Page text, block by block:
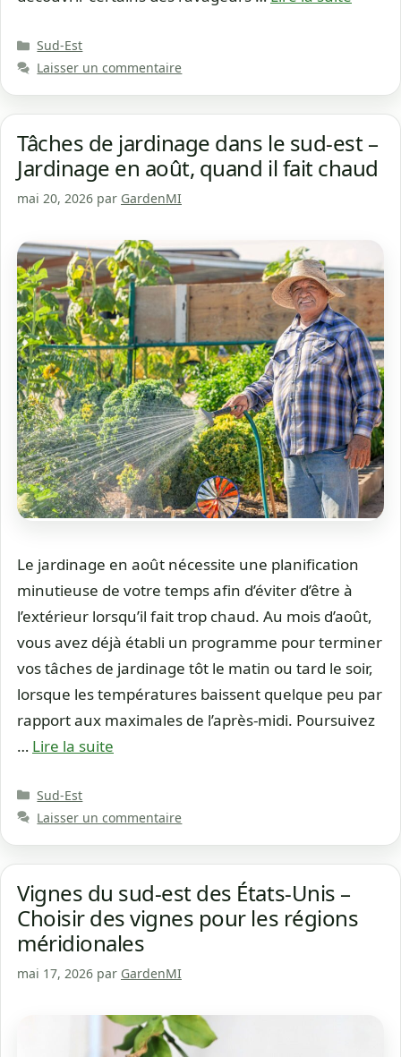
Catégories
Sud-Est
Laisser un commentaire
Tâches de jardinage dans le sud-est –
Jardinage en août, quand il fait chaud
mai 20, 2026 par GardenMI
Le jardinage en août nécessite une planification
minutieuse de votre temps afin d’éviter d’être à
l’extérieur lorsqu’il fait trop chaud. Au mois d’août,
vous avez déjà établi un programme pour terminer
vos tâches de jardinage tôt le matin ou tard le soir,
lorsque les températures baissent quelque peu par
rapport aux maximales de l’après-midi. Poursuivez
… Lire la suite
Catégories
Sud-Est
Laisser un commentaire
Vignes du sud-est des États-Unis –
Choisir des vignes pour les régions
méridionales
mai 17, 2026 par GardenMI